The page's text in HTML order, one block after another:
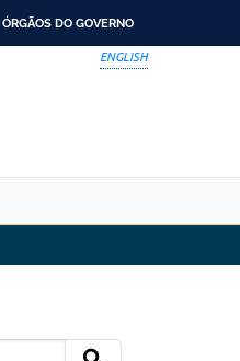
ÓRGÃOS DO GOVERNO
ENGLISH